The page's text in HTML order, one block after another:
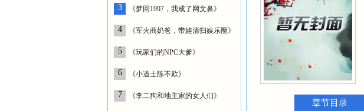
3 《梦回1997，我成了网文鼻》
4 《军火商奶爸，带娃清扫娱乐圈》
5 《玩家们的NPC大爹》
6 《小道士陈不欺》
7 《李二狗和地主家的女人们》
章节目录